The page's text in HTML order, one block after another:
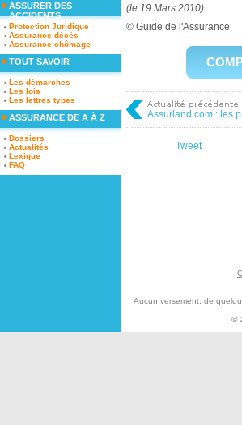
(le 19 Mars 2010)
© Guide de l'Assurance
Assurland.com : les
Tweet
ASSURER DES
ACCIDENTS
Protection Juridique
Assurance décès
Assurance chômage
TOUT SAVOIR
Les démarches
Les lois
Les lettres types
ASSURANCE DE A À Z
Dossiers
Actualités
Lexique
FAQ
Aucun versement, de
©